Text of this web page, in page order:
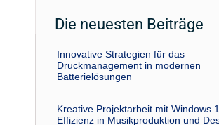
Die neuesten Beiträge
Innovative Strategien für das
Druckmanagement in modernen
Batterielösungen
Kreative Projektarbeit mit Windows
Effizienz in Musikproduktion und